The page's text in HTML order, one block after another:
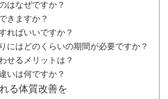
はなぜですか？
きますか？
ればいいですか？
にはどのくらいの期間が必要ですか？
せるメリットは？
いは何ですか？
る体質改善を